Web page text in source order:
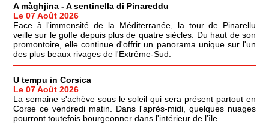
A màghjina - A sentinella di Pinareddu
Le 07 Août 2026
Face à l'immensité de la Méditerranée, la tour de Pinarellu
veille sur le golfe depuis plus de quatre siècles. Du haut de son
promontoire, elle continue d'offrir un panorama unique sur l'un
des plus beaux rivages de l'Extrême-Sud.
U tempu in Corsica
Le 07 Août 2026
La semaine s'achève sous le soleil qui sera présent partout en
Corse ce vendredi matin. Dans l'après-midi, quelques nuages
pourront toutefois bourgeonner dans l'intérieur de l'île.